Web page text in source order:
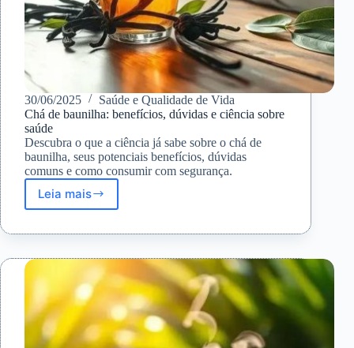
30/06/2025
Saúde e Qualidade de Vida
Chá de baunilha: benefícios, dúvidas e ciência sobre
saúde
Descubra o que a ciência já sabe sobre o chá de
baunilha, seus potenciais benefícios, dúvidas
comuns e como consumir com segurança.
Leia mais
Chá
de
baunilha:
dúvidas
ciência
sobre
saúde